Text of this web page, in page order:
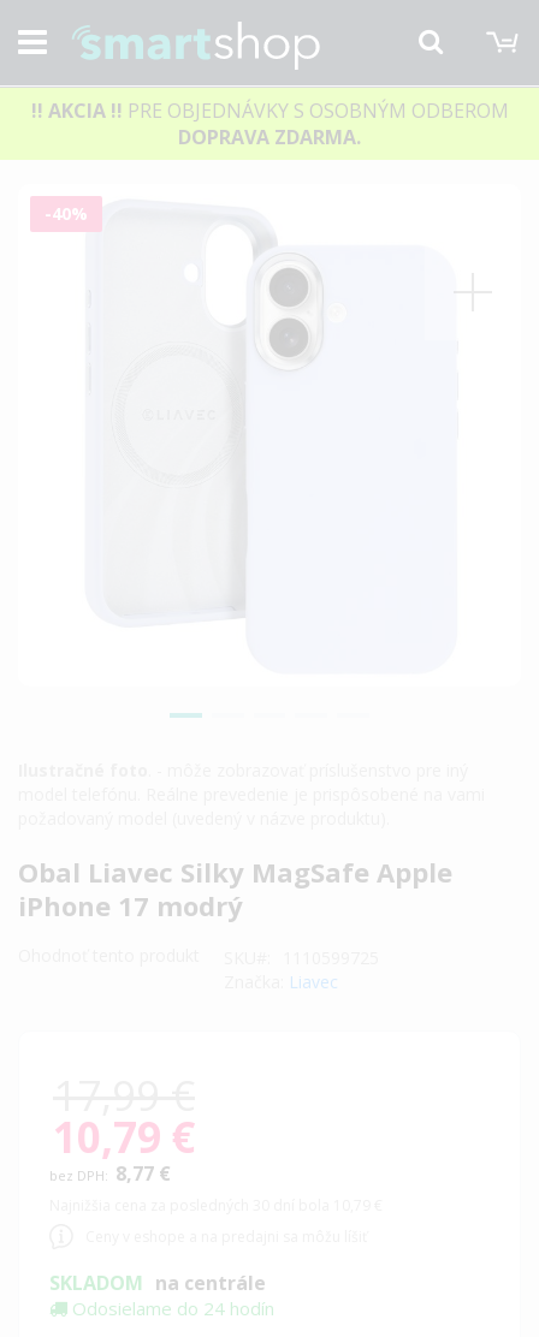
Hľadať
!! AKCIA !! PRE OBJEDNÁVKY S OSOBNÝM ODBEROM
DOPRAVA ZDARMA.
Obal Liavec Silky MagSafe Apple
iPhone 17 modrý
Liavec
Special
Price
10,79 €
8,77 €
SKLADOM na centrále
Odosielame do 24 hodín
Preskočiť
-40%
Preskočiť
na
začiatok